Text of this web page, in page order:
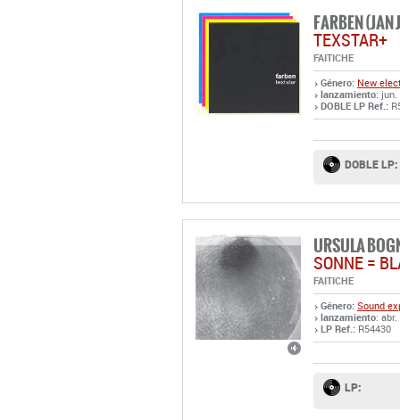
FARBEN (JAN
TEXSTAR+
FAITICHE
Género: New
lanzamiento: jun.
DOBLE LP Ref.:
DOBLE LP:
URSULA
SONNE =
FAITICHE
Género: Sound
lanzamiento:
LP Ref.: R54430
LP: